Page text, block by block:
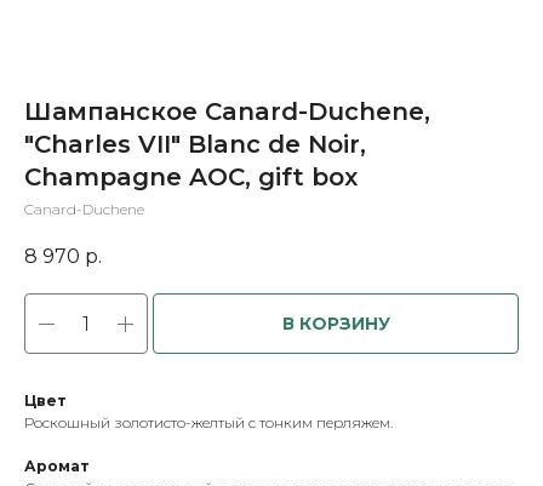
Шампанское Canard-Duchene,
"Charles VII" Blanc de Noir,
Champagne AOC, gift box
Canard-Duchene
8 970 р.
В КОРЗИНУ
Цвет
Роскошный золотисто-желтый с тонким перляжем.
Аромат